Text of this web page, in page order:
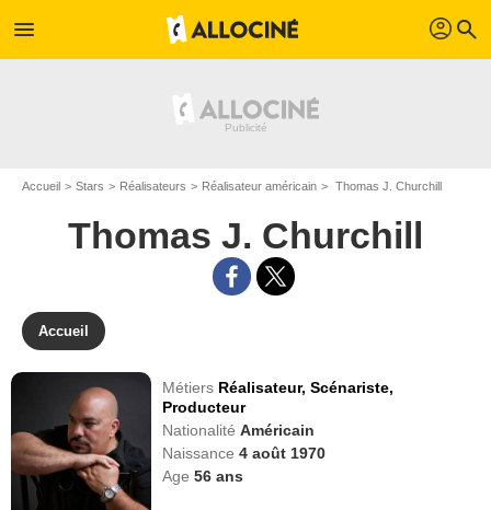
menu profil search
Accueil Stars Réalisateurs Réalisateur américain Thomas J. Churchill
Thomas J. Churchill
Accueil
Métiers Réalisateur,Scénariste,
Producteur
NationalitéAméricain
Naissance4 août 1970
Age56 ans